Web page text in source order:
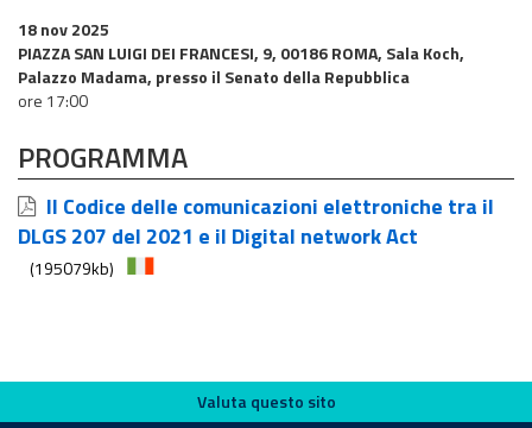
18 nov 2025
PIAZZA SAN LUIGI DEI FRANCESI, 9, 00186 ROMA, Sala Koch,
Palazzo Madama, presso il Senato della Repubblica
ore 17:00
PROGRAMMA
Il Codice delle comunicazioni elettroniche tra il
DLGS 207 del 2021 e il Digital network Act
(195079kb)
Valuta questo sito
Valuta questo sito